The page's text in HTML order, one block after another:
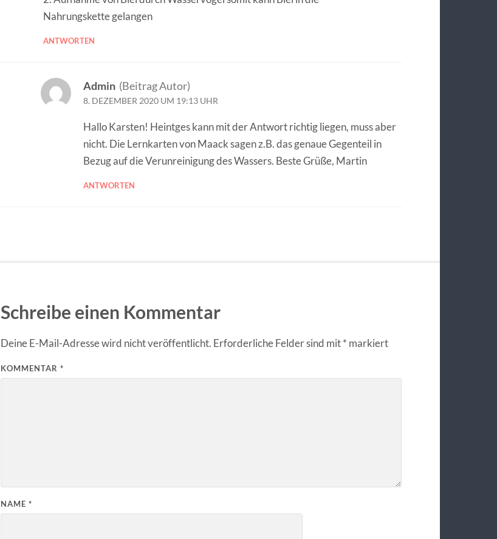
Nahrungskette gelangen
ANTWORTEN
Admin (Beitrag Autor)
8. DEZEMBER 2020 UM 19:13 UHR
Hallo Karsten! Heintges kann mit der Antwort richtig liegen, muss aber
nicht. Die Lernkarten von Maack sagen z.B. das genaue Gegenteil in
Bezug auf die Verunreinigung des Wassers. Beste Grüße, Martin
ANTWORTEN
Schreibe einen Kommentar
Deine E-Mail-Adresse wird nicht veröffentlicht. Erforderliche Felder sind mit* markiert
KOMMENTAR *
NAME *